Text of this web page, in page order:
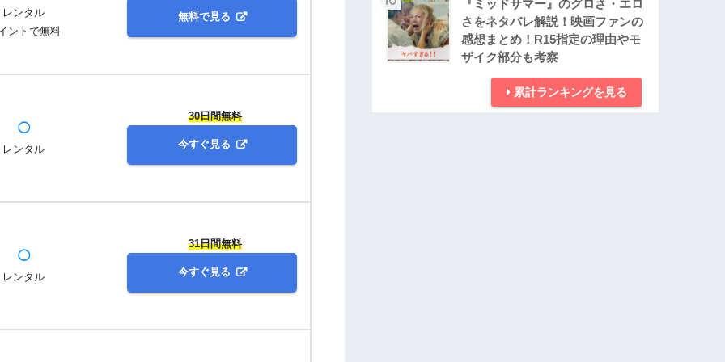
レンタル
ントで無料
無料で見る
◯
レンタル
30日間無料
今すぐ見る
◯
レンタル
31日間無料
今すぐ見る
『ミッドサマー』のグロさ・エロ
さをネタバレ解説！映画ファンの
感想まとめ！R15指定の理由やモ
ザイク部分も考察
累計ランキングを見る